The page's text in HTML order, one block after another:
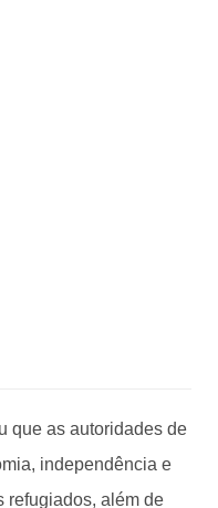
que as autoridades de
independência e
refugiados, além de